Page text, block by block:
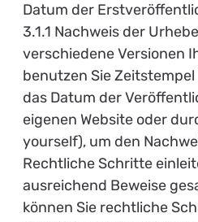
Datum der
3.1.1 Nachweis der
verschiedene Versionen
benutzen Sie
das Datum der
eigenen Website oder
yourself), um den
Rechtliche Schritte
ausreichend Beweise
können Sie rechtliche